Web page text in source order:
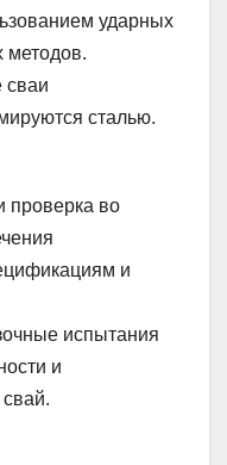
ударных
методов.
сваи
сталью.
проверка во
и
испытания
и